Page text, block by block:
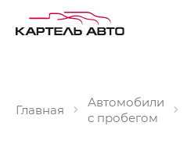
Главная
Автомобили
с пробегом